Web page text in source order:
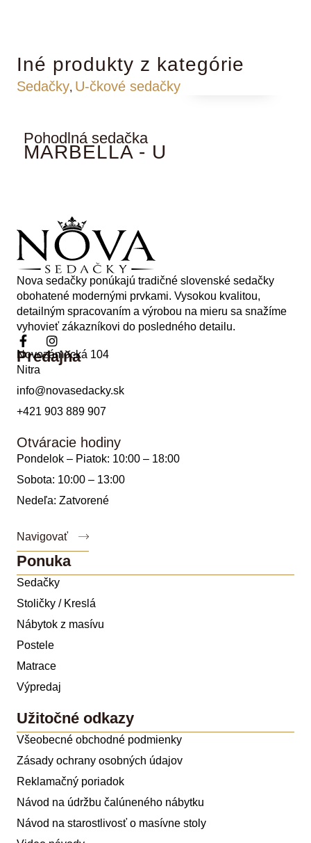
Iné produkty z kategórie
Sedačky, U-čkové sedačky
Pohodlná sedačka
MARBELLA - U
Nova sedačky ponúkajú tradičné slovenské sedačky
obohatené modernými prvkami. Vysokou kvalitou,
detailným spracovaním a výrobou na mieru sa snažíme
vyhovieť zákazníkovi do posledného detailu.
Predajňa
Novozámocká 104
Nitra
info@novasedacky.sk
+421 903 889 907
Otváracie hodiny
Pondelok – Piatok: 10:00 – 18:00
Sobota: 10:00 – 13:00
Nedeľa: Zatvorené
Navigovať
Ponuka
Sedačky
Stoličky / Kreslá
Nábytok z masívu
Postele
Matrace
Výpredaj
Užitočné odkazy
Všeobecné obchodné podmienky
Zásady ochrany osobných údajov
Reklamačný poriadok
Návod na údržbu čalúneného nábytku
Návod na starostlivosť o masívne stoly